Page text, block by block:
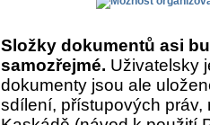
Složky dokumentů asi
samozřejmé. Uživatelsky
dokumenty jsou ale
sdílení, přístupových